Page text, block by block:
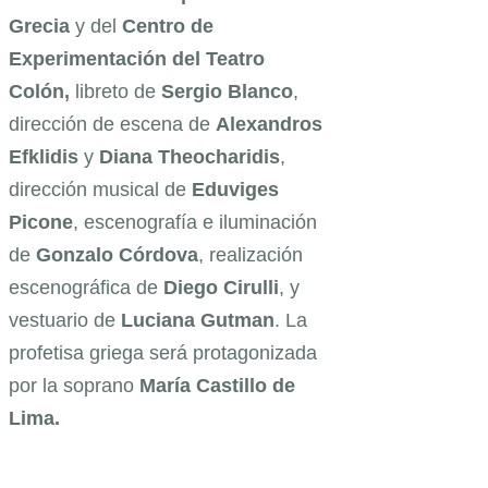
Grecia y del Centro de
Experimentación del Teatro
Colón, libreto de Sergio Blanco,
dirección de escena de Alexandros
Efklidis y Diana Theocharidis,
dirección musical de Eduviges
Picone, escenografía e iluminación
de Gonzalo Córdova, realización
escenográfica de Diego Cirulli, y
vestuario de Luciana Gutman. La
profetisa griega será protagonizada
por la soprano María Castillo de
Lima.